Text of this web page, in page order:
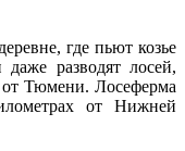
где пьют козье
разводят лосей,
от Тюмени. Лосеферма
от Нижней